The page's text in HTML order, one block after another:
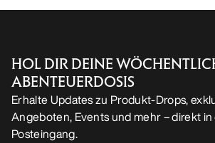
HOL DIR DEINE
ABENTEUERDOSIS
Erhalte Updates zu Produkt-Drops,
Angeboten, Events und mehr – direkt
Posteingang.